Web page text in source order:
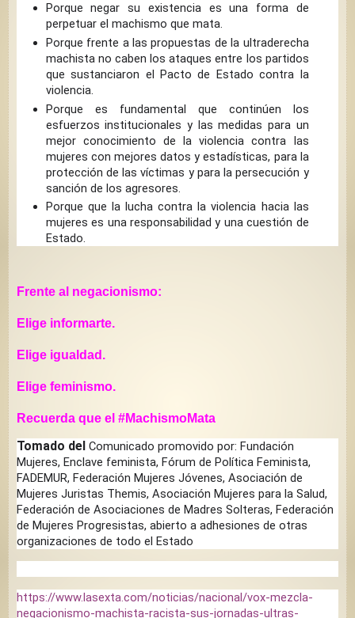
Porque negar su existencia es una forma de
perpetuar el machismo que mata.
Porque frente a las propuestas de la ultraderecha
machista no caben los ataques entre los partidos
que sustanciaron el Pacto de Estado contra la
violencia.
Porque es fundamental que continúen los
esfuerzos institucionales y las medidas para un
mejor conocimiento de la violencia contra las
mujeres con mejores datos y estadísticas, para la
protección de las víctimas y para la persecución y
sanción de los agresores.
Porque que la lucha contra la violencia hacia las
mujeres es una responsabilidad y una cuestión de
Estado.
Frente al negacionismo:
Elige informarte.
Elige igualdad.
Elige feminismo.
Recuerda que el #MachismoMata
Tomado del Comunicado promovido por: Fundación
Mujeres, Enclave feminista, Fórum de Política Feminista,
FADEMUR, Federación Mujeres Jóvenes, Asociación de
Mujeres Juristas Themis, Asociación Mujeres para la Salud,
Federación de Asociaciones de Madres Solteras, Federación
de Mujeres Progresistas, abierto a adhesiones de otras
organizaciones de todo el Estado
https://www.lasexta.com/noticias/nacional/vox-mezcla-
negacionismo-machista-racista-sus-jornadas-ultras-